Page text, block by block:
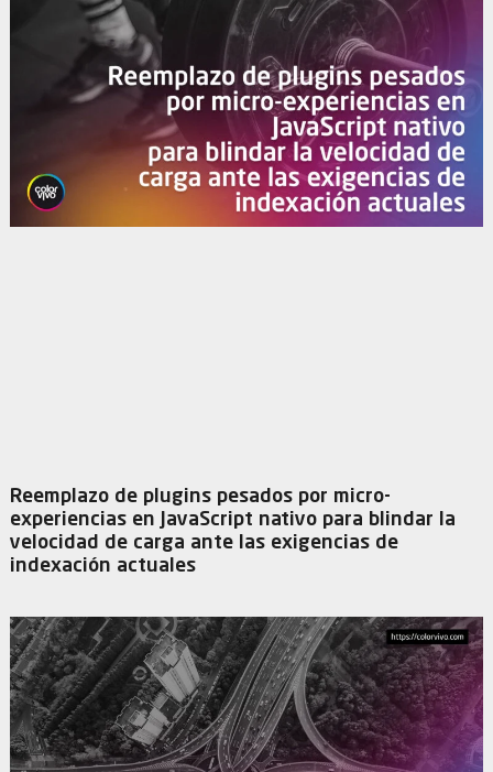
Reemplazo de plugins pesados por micro-
experiencias en JavaScript nativo para blindar la
velocidad de carga ante las exigencias de
indexación actuales